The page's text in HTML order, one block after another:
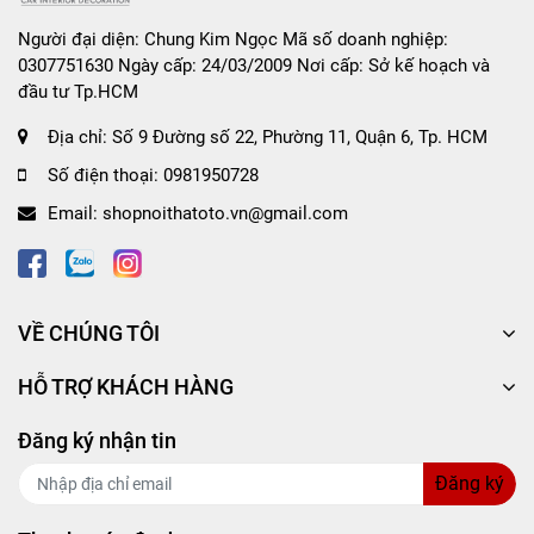
Tại sao bạn nên chọn Bóng Đèn Xenon OSRAM
Original D3R 66350 12V 35W tại Shop nội thất ô
tô CIND?
- Cam kết cung cấp Bóng Đèn Xenon OSRAM
Original D3R 66350 12V 35W chính hãng 100%.
- Cam kết hoàn tiền 200% nếu khách hàng phát hiện
sản phẩm là hàng fake.
- Giao hàng nhanh chóng, hỗ trợ thanh toán COD
- Chính sách tư vấn, chăm sóc khách hàng chu đáo,
chuyên nghiệp.
Người đại diện: Chung Kim Ngọc Mã số doanh nghiệp:
0307751630 Ngày cấp: 24/03/2009 Nơi cấp: Sở kế hoạch và
đầu tư Tp.HCM
Địa chỉ: Số 9 Đường số 22, Phường 11, Quận 6, Tp. HCM
Số điện thoại: 0981950728
Email: shopnoithatoto.vn@gmail.com
VỀ CHÚNG TÔI
HỖ TRỢ KHÁCH HÀNG
Đăng ký nhận tin
Đăng ký